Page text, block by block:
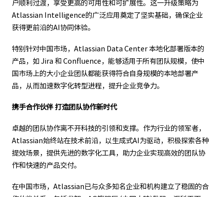
户顺利过渡，享受更高的可用性和可扩展性。这一升级策略为
Atlassian Intelligence的广泛应用奠定了坚实基础，确保企业
获得更前沿的AI协同体验。
特别针对中国市场，Atlassian Data Center 本地化部署版本的
产品，如 Jira 和 Confluence，能够适用于所有团队规模，使中
国市场上的大小企业团队都能获得符合自身规模的本地部署产
品，从而加速数字化转型进程，提升企业竞争力。
携手合作伙伴 打造团队协作新时代
卓越的团队协作离不开科技的引领和支撑。作为行业的领军者，
Atlassian始终站在技术前沿，以生成式AI为驱动，积极探索各种
提效场景，提供先进的数字化工具，助力企业实现高效的团队协
作和快速的产品交付。
在中国市场，Atlassian已与众多知名企业和机构建立了稳固的合